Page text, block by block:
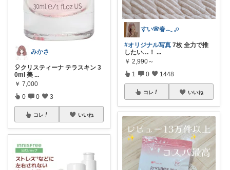
みかさ
🎈クリスティーナ テラスキン 3
0ml 美 ...
￥ 7,000
0 0 3
コレ いいね
すい🌸春𓂃 𓈒𓏸
#オリジナル写真 7枚 全力で推
したい…！ ...
￥ 2,990～
1 0 1448
コレ いいね